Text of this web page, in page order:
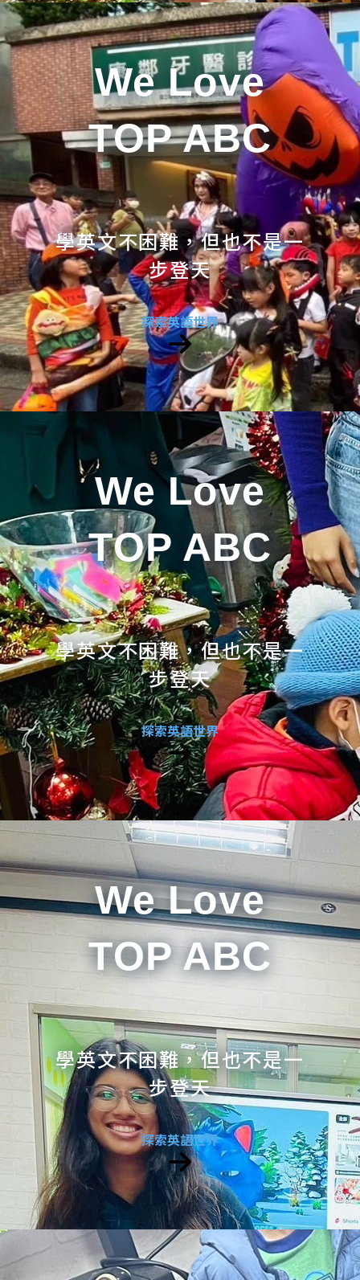
We Love
TOP ABC
學英文不困難，但也不是一
步登天
探索英語世界
We Love
TOP ABC
學英文不困難，但也不是一
步登天
探索英語世界
We Love
TOP ABC
學英文不困難，但也不是一
步登天
探索英語世界